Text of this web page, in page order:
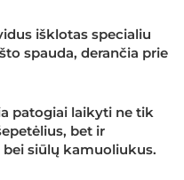
išklotas specialiu
spauda, derančia prie
patogiai laikyti ne tik
bet ir
siūlų kamuoliukus.